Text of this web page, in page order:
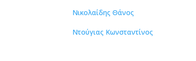
Νικολαίδης Θάνος
Ντούγιας Κωνσταντίνος